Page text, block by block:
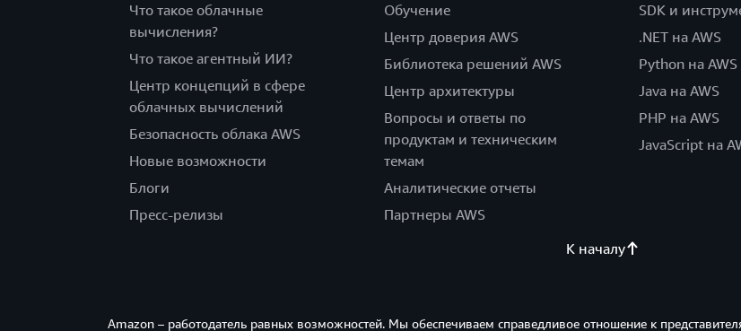
Что такое облачные
вычисления?
Что такое агентный ИИ?
Центр концепций в сфере
облачных вычислений
Безопасность облака AWS
Новые возможности
Блоги
Пресс-релизы
Обучение
Центр доверия AWS
Библиотека решений AWS
Центр архитектуры
Вопросы и ответы по
продуктам и техническим
темам
Аналитические отчеты
Партнеры AWS
SDK и
.NET на AWS
Python на AWS
Java на AWS
PHP на AWS
JavaScript на
К началу
Amazon – работодатель равных возможностей. Мы обеспечиваем справедливое отношение к